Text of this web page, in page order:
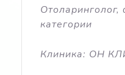
категории
Клиника: ОН